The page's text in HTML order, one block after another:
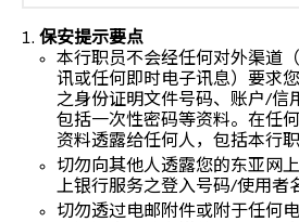
保安提示要点
本行职员不会经任何对外渠道
讯或任何即时电子讯息）要求
之身份证明文件号码、账户/信
包括一次性密码等资料。在任
资料透露给任何人，包括本行职
切勿向其他人透露您的东亚网
上银行服务之登入号码/使用者
切勿透过电邮附件或附于任何